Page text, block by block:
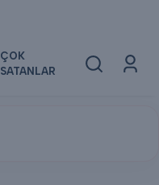
ÇOK
SATANLAR